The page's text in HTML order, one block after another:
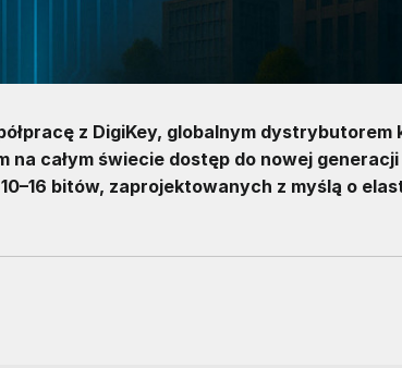
z DigiKey, globalnym dystrybutorem
całym świecie dostęp do nowej
bitów, zaprojektowanych z myślą o